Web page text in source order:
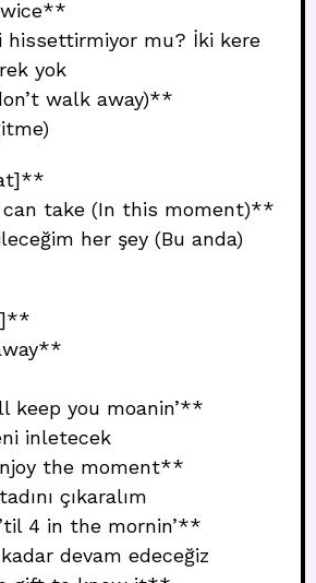
hissettirmiyor mu? İki kere
yok
walk away)**
take (In this moment)**
her şey (Bu anda)
keep you moanin’**
inletecek
the moment**
çıkaralım
4 in the mornin’**
kadar devam edeceğiz